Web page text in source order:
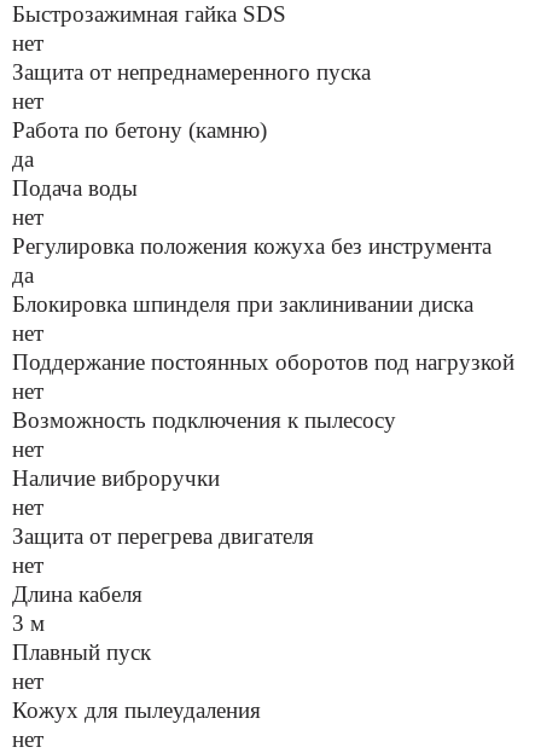
Быстрозажимная гайка SDS
нет
Защита от непреднамеренного пуска
нет
Работа по бетону (камню)
да
Подача воды
нет
Регулировка положения кожуха без инструмента
да
Блокировка шпинделя при заклинивании диска
нет
Поддержание постоянных оборотов под нагрузкой
нет
Возможность подключения к пылесосу
нет
Наличие виброручки
нет
Защита от перегрева двигателя
нет
Длина кабеля
3 м
Плавный пуск
нет
Кожух для пылеудаления
нет